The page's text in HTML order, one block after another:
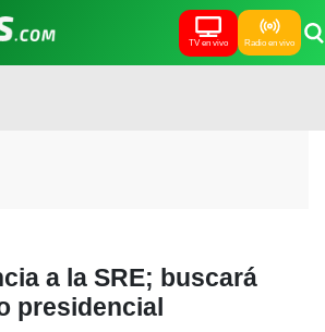
TV en vivo Radio en vivo
a la SRE; buscará
presidencial